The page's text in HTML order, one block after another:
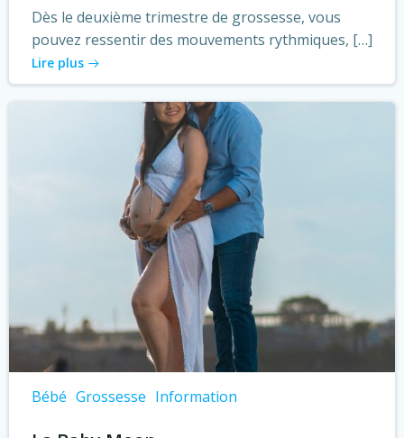
Dès le deuxième trimestre de grossesse, vous
pouvez ressentir des mouvements rythmiques, […]
Lire plus
Bébé Grossesse Information